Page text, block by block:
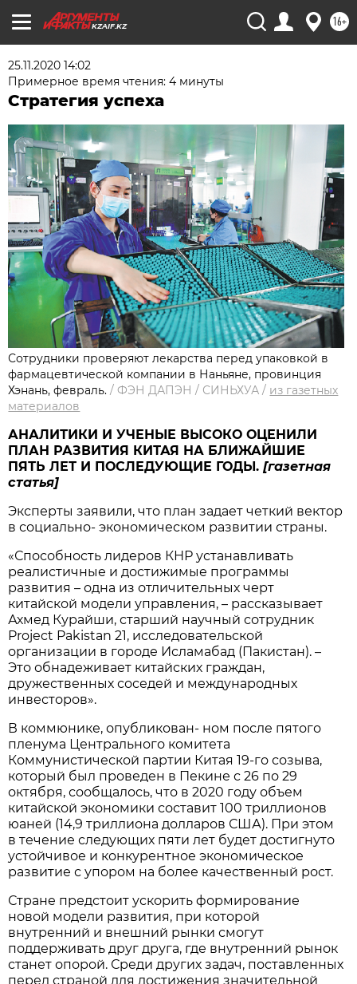
KZAIF.KZ 16+
25.11.2020 14:02
Примерное время чтения: 4 минуты
Стратегия успеха
Сотрудники проверяют лекарства перед упаковкой в
фармацевтической компании в Наньяне, провинция
Хэнань, февраль. /ФЭН ДАПЭН / СИНЬХУА / из газетных
материалов
АНАЛИТИКИ И УЧЕНЫЕ ВЫСОКО ОЦЕНИЛИ
ПЛАН РАЗВИТИЯ КИТАЯ НА БЛИЖАЙШИЕ
ПЯТЬ ЛЕТ И ПОСЛЕДУЮЩИЕ ГОДЫ.[газетная
статья]
Эксперты заявили, что план задает четкий вектор
в социально- экономическом развитии страны.
«Способность лидеров КНР устанавливать
реалистичные и достижимые программы
развития – одна из отличительных черт
китайской модели управления, – рассказывает
Ахмед Курайши, старший научный сотрудник
Project Pakistan 21, исследовательской
организации в городе Исламабад (Пакистан). –
Это обнадеживает китайских граждан,
дружественных соседей и международных
инвесторов».
В коммюнике, опубликован- ном после пятого
пленума Центрального комитета
Коммунистической партии Китая 19-го созыва,
который был проведен в Пекине с 26 по 29
октября, сообщалось, что в 2020 году объем
китайской экономики составит 100 триллионов
юаней (14,9 триллиона долларов США). При этом
в течение следующих пяти лет будет достигнуто
устойчивое и конкурентное экономическое
развитие с упором на более качественный рост.
Стране предстоит ускорить формирование
новой модели развития, при которой
внутренний и внешний рынки смогут
поддерживать друг друга, где внутренний рынок
станет опорой. Среди других задач, поставленных
перед страной для достижения значительной